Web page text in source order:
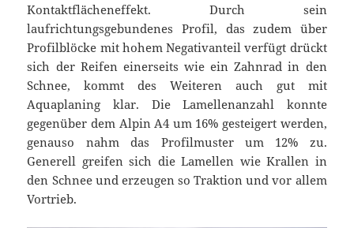
Kontaktflächeneffekt. Durch sein
laufrichtungsgebundenes Profil, das zudem über
Profilblöcke mit hohem Negativanteil verfügt drückt
sich der Reifen einerseits wie ein Zahnrad in den
Schnee, kommt des Weiteren auch gut mit
Aquaplaning klar. Die Lamellenanzahl konnte
gegenüber dem Alpin A4 um 16% gesteigert werden,
genauso nahm das Profilmuster um 12% zu.
Generell greifen sich die Lamellen wie Krallen in
den Schnee und erzeugen so Traktion und vor allem
Vortrieb.